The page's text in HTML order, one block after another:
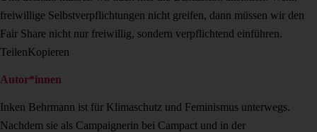
freiwillige Selbstverpflichtungen nicht greifen, dann müssen wir den
Fair Share nicht nur freiwillig, sondern verpflichtend einführen.
TeilenKopieren
Autor*innen
Inken Behrmann ist für Klimaschutz und Feminismus unterwegs.
Nachdem sie als Campaignerin bei Campact und in der